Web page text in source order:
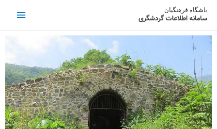
باشگاه فرهنگیان
سامانه اطلاعات گردشگری